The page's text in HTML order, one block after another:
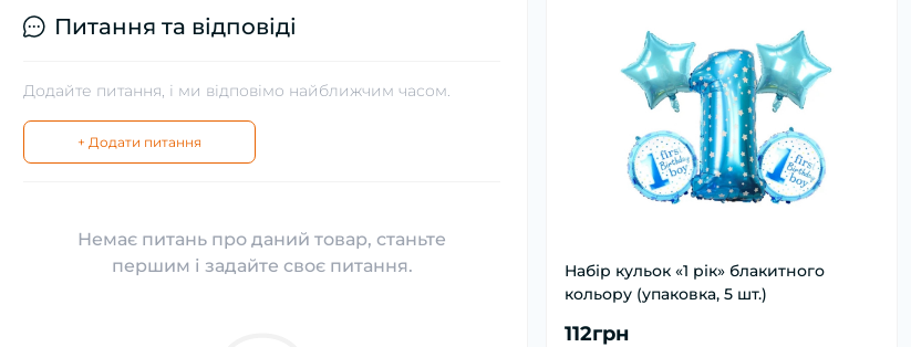
Набір кульок «1 рік» блакитного
кольору (упаковка, 5 шт.)
112грн
Питання та відповіді
Додайте питання, і ми відповімо найближчим часом.
+ Додати питання
Немає питань про даний товар, станьте
першим і задайте своє питання.